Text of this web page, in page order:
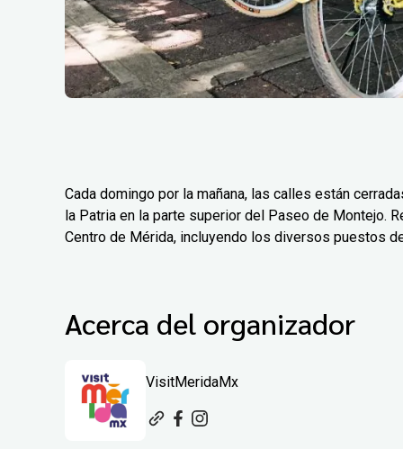
Cada domingo por la mañana, las calles están
la Patria en la parte superior del Paseo de Montejo.
Centro de Mérida, incluyendo los diversos puestos
Acerca del organizador
VisitMeridaMx